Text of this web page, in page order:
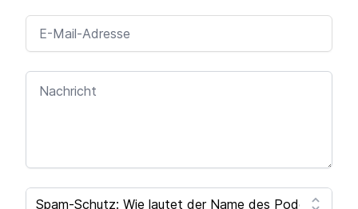
E-MAIL-ADRESSE
NACHRICHT
SPAM CAPTCHA